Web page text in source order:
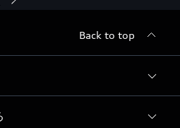
Back to top